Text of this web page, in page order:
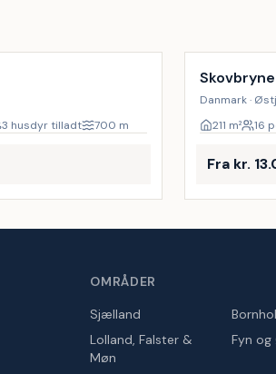
3 husdyr tilladt 700 m
Danmark ·
211 m² 16
Fra kr.
OMRÅDER
Sjælland
Lolland, Falster &
Møn
Fyn